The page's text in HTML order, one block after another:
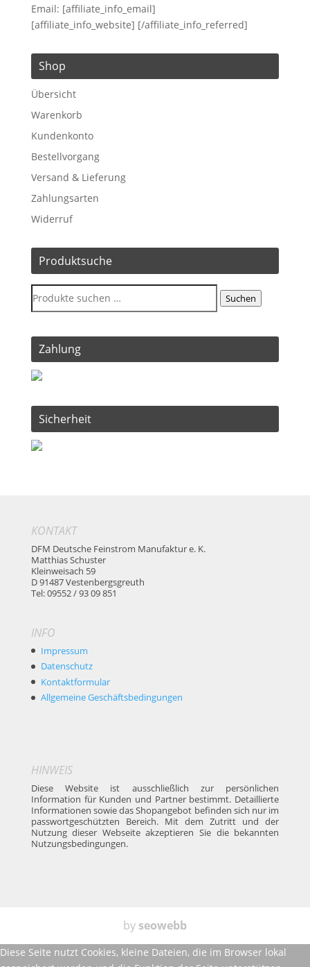
Email: [affiliate_info_email]
[affiliate_info_website] [/affiliate_info_referred]
Shop
Übersicht
Warenkorb
Kundenkonto
Bestellvorgang
Versand & Lieferung
Zahlungsarten
Widerruf
Produktsuche
Suchen
Zahlung
Sicherheit
KONTAKT
DFM Deutsche Feinstrom Manufaktur e. K.
Matthias Schuster
Kleinweisach 59
D 91487 Vestenbergsgreuth
Tel: 09552 / 93 09 851
INFO
Impressum
Datenschutz
Kontaktformular
Allgemeine Geschäftsbedingungen
HINWEIS
Diese Website ist ausschließlich zur persönlichen
Information für Kunden und Partner bestimmt. Detaillierte
Informationen sowie das Shopangebot befinden sich nur im
passwortgeschützten Bereich. Mit dem Zutritt und der
Nutzung dieser Webseite akzeptieren Sie die bekannten
Nutzungsbedingungen.
by seowebb
Diese Seite nutzt Cookies, kleine Dateien, die im Browser lokal